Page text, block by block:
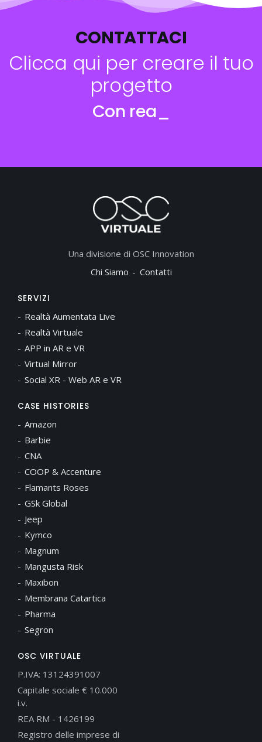
CONTATTACI
Clicca qui per creare il tuo
progetto
Con realtà aumentata
Una divisione di OSC Innovation
Chi Siamo
Contatti
SERVIZI
Realtà Aumentata Live
Realtà Virtuale
APP in AR e VR
Virtual Mirror
Social XR - Web AR e VR
CASE HISTORIES
Amazon
Barbie
CNA
COOP & Accenture
Flamants Roses
GSk Global
Jeep
Kymco
Magnum
Mangusta Risk
Maxibon
Membrana Catartica
Pharma
Segron
OSC VIRTUALE
P.IVA: 13124391007
Capitale sociale € 10.000
i.v.
REA RM - 1426199
Registro delle imprese di